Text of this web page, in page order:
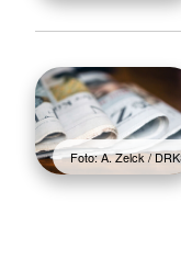
Foto: A. Zelck /